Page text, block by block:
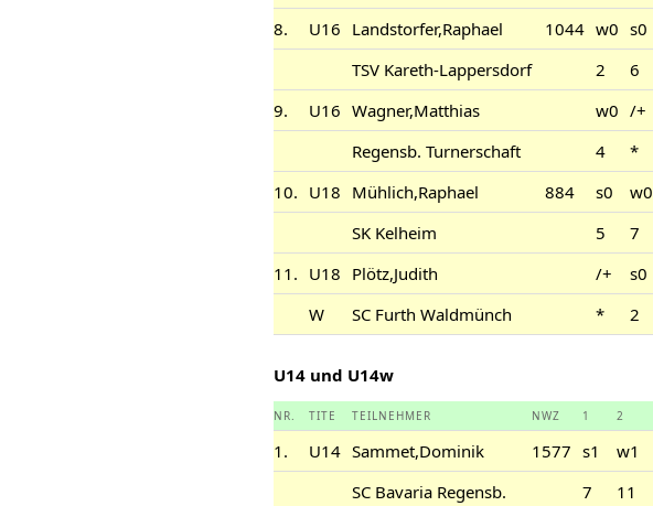
8.
U16 Landstorfer,Raphael 1044 w0 s0
TSV Kareth-Lappersdorf
2 6
9.
U16 Wagner,Matthias w0 /+
Regensb. Turnerschaft
4 *
10. U18 Mühlich,Raphael 884 s0 w0
SK Kelheim
5 7
11. U18 Plötz,Judith /+ s0
W
SC Furth Waldmünch * 2
U14 und U14w
NR. TITE TEILNEHMER NWZ 1 2
1. U14 Sammet,Dominik 1577 s1 w1
SC Bavaria Regensb.
7 11